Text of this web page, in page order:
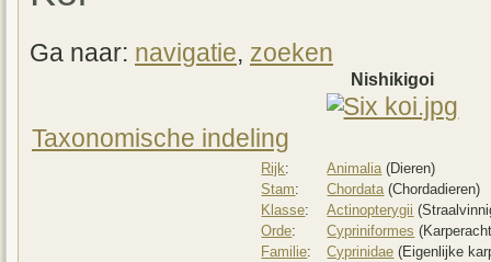
Ga naar: navigatie, zoeken
Nishikigoi
Taxonomische indeling
Rijk: Animalia (Dieren)
Stam: Chordata (Chordadieren)
Klasse: Actinopterygii
Orde: Cypriniformes
Familie: Cyprinidae (Eigenlijke